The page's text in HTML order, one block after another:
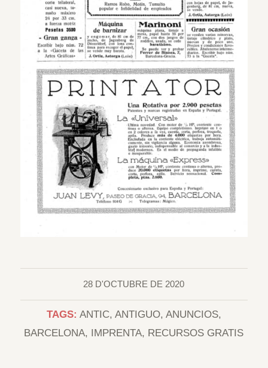
28 D'OCTUBRE DE 2020
TAGS: ANTIC, ANTIGUO, ANUNCIOS,
BARCELONA, IMPRENTA, RECURSOS GRATIS